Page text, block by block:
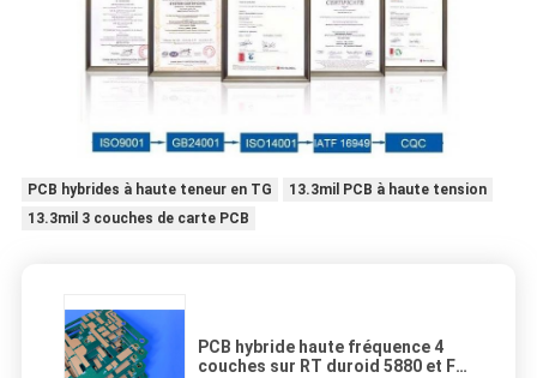
PCB hybrides à haute teneur en TG
13.3mil PCB à haute tension
13.3mil 3 couches de carte PCB
PCB hybride haute fréquence 4
couches sur RT duroid 5880 et FR-